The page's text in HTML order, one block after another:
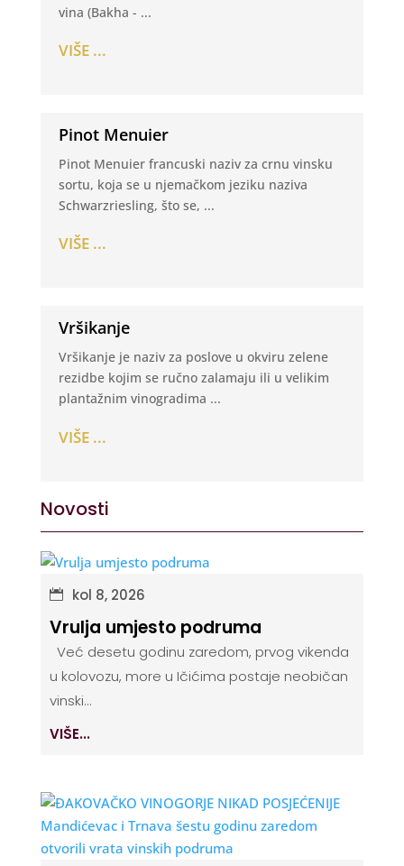
vina (Bakha - ...
VIŠE ...
Pinot Menuier
Pinot Menuier francuski naziv za crnu vinsku
sortu, koja se u njemačkom jeziku naziva
Schwarzriesling, što se, ...
VIŠE ...
Vršikanje
Vršikanje je naziv za poslove u okviru zelene
rezidbe kojim se ručno zalamaju ili u velikim
plantažnim vinogradima ...
VIŠE ...
Novosti
kol 8, 2026
Vrulja umjesto podruma
Već desetu godinu zaredom, prvog vikenda
u kolovozu, more u Ičićima postaje neobičan
vinski...
VIŠE...